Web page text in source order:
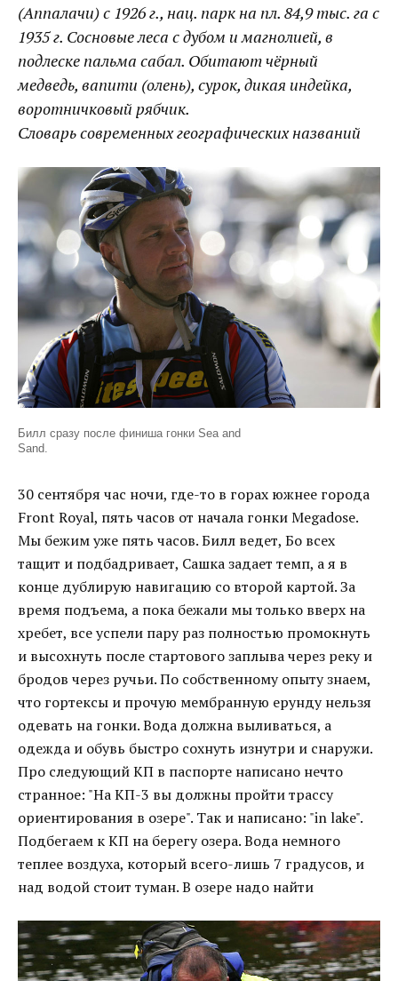
(Аппалачи) с 1926 г., нац. парк на пл. 84,9 тыс. га с
1935 г. Сосновые леса с дубом и магнолией, в
подлеске пальма сабал. Обитают чёрный
медведь, вапити (олень), сурок, дикая индейка,
воротничковый рябчик.
Словарь современных географических названий
Билл сразу после финиша гонки Sea and
Sand.
30 сентября час ночи, где-то в горах южнее города
Front Royal, пять часов от начала гонки Megadose.
Мы бежим уже пять часов. Билл ведет, Бо всех
тащит и подбадривает, Сашка задает темп, а я в
конце дублирую навигацию со второй картой. За
время подъема, а пока бежали мы только вверх на
хребет, все успели пару раз полностью промокнуть
и высохнуть после стартового заплыва через реку и
бродов через ручьи. По собственному опыту знаем,
что гортексы и прочую мембранную ерунду нельзя
одевать на гонки. Вода должна выливаться, а
одежда и обувь быстро сохнуть изнутри и снаружи.
Про следующий КП в паспорте написано нечто
странное: "На КП-3 вы должны пройти трассу
ориентирования в озере". Так и написано: "in lake".
Подбегаем к КП на берегу озера. Вода немного
теплее воздуха, который всего-лишь 7 градусов, и
над водой стоит туман. В озере надо найти